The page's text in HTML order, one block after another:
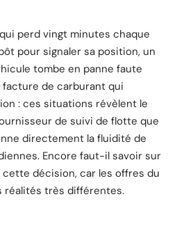
perd vingt minutes chaque
pour signaler sa position, un
tombe en panne faute
facture de carburant qui
: ces situations révèlent le
de suivi de flotte que
directement la fluidité de
Encore faut-il savoir sur
décision, car les offres du
réalités très différentes.